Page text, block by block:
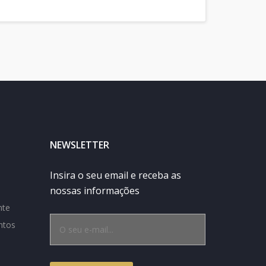
NEWSLETTER
Insira o seu email e receba as
nossas informações